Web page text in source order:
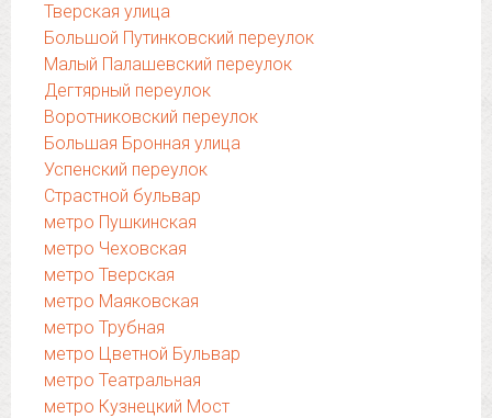
Тверская улица
Большой Путинковский переулок
Малый Палашевский переулок
Дегтярный переулок
Воротниковский переулок
Большая Бронная улица
Успенский переулок
Страстной бульвар
метро Пушкинская
метро Чеховская
метро Тверская
метро Маяковская
метро Трубная
метро Цветной Бульвар
метро Театральная
метро Кузнецкий Мост